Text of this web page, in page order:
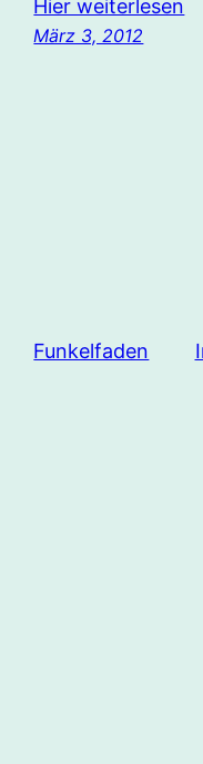
Hier weiterlesen
März 3, 2012
Funkelfaden